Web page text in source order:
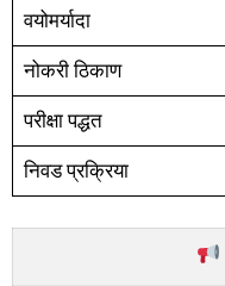
वयोमर्यादा
नोकरी ठिकाण
परीक्षा पद्धत
निवड प्रक्रिया